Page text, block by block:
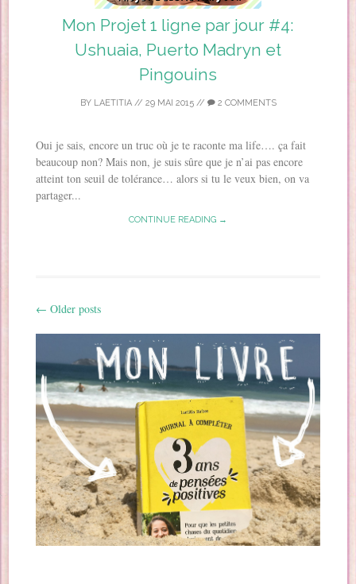
Mon Projet 1 ligne par jour #4:
Ushuaia, Puerto Madryn et
Pingouins
BY LAETITIA// 29 MAI 2015// 2 COMMENTS
Oui je sais, encore un truc où je te raconte ma life…. ça fait
beaucoup non? Mais non, je suis sûre que je n’ai pas encore
atteint ton seuil de tolérance… alors si tu le veux bien, on va
partager...
CONTINUE READING →
Post navigation
← Older posts